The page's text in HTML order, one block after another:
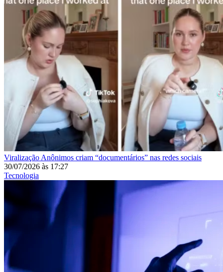
Viralização Anônimos criam “documentários” nas redes sociais
30/07/2026 às 17:27
Tecnologia